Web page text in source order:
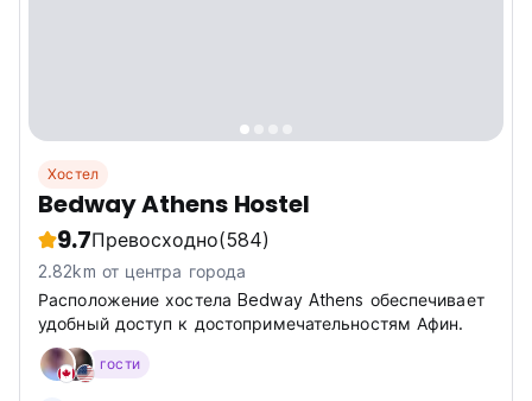
Хостел
Bedway Athens Hostel
9.7Превосходно(584)
2.82km от центра города
Расположение хостела Bedway Athens обеспечивает
удобный доступ к достопримечательностям Афин.
гости